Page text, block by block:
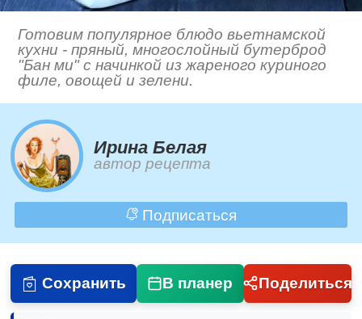
Готовим популярное блюдо вьетнамской
кухни - пряный, многослойный бутерброд
"Бан ми" с начинкой из жареного куриного
филе, овощей и зелени.
Ирина Белая
автор рецепта
Подписаться
Сохранить В планер Поделиться